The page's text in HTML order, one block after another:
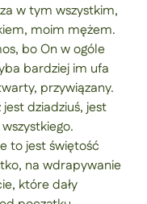
w tym wszystkim,
moim mężem.
bo On w ogóle
bardziej im ufa
przywiązany.
dziadziuś, jest
to jest świętość
na wdrapywanie
które dały